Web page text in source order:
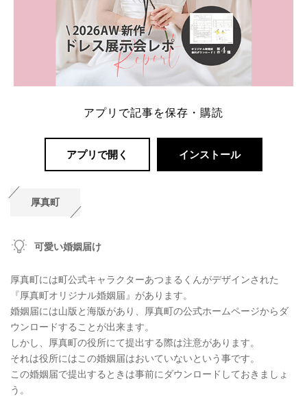
アプリで記事を保存・購読
アプリで開く インストール
厚真町
可愛い婚姻届け
厚真町には町公式キャラクターあつまるくんがデザインされた
『厚真町オリジナル婚姻届』があります。
婚姻届には山版と海版があり、厚真町の公式ホームページからダ
ウンロードすることが出来ます。
しかし、厚真町の役所にて提出する際は注意があります。
それは役所にはこの婚姻届はおいていないという事です。
この婚姻届で提出するときは事前にダウンロードしておきましょ
う。